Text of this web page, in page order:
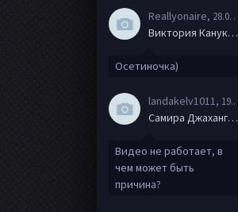
Reallyonaire, 28.06.20
Виктория Канукова
Осетиночка)
landakelv1011 , 19.06.20
Самира Джахангирова
Видео не работает, в
чем может быть
причина?